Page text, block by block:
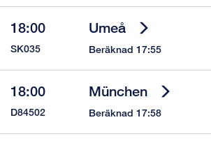
18:00 Umeå
SK035 Beräknad 17:55
18:00 München
D84502 Beräknad 17:58